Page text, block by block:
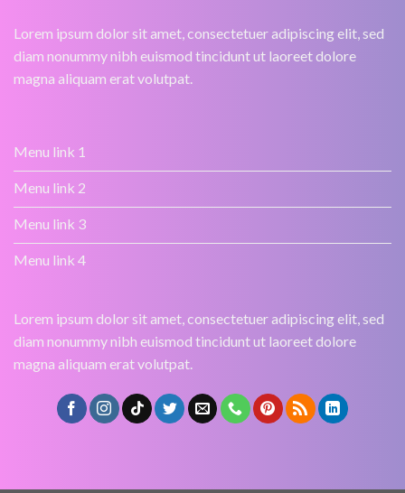
Lorem ipsum dolor sit amet, consectetuer adipiscing elit, sed
diam nonummy nibh euismod tincidunt ut laoreet dolore
magna aliquam erat volutpat.
Menu link 1
Menu link 2
Menu link 3
Menu link 4
Lorem ipsum dolor sit amet, consectetuer adipiscing elit, sed
diam nonummy nibh euismod tincidunt ut laoreet dolore
magna aliquam erat volutpat.